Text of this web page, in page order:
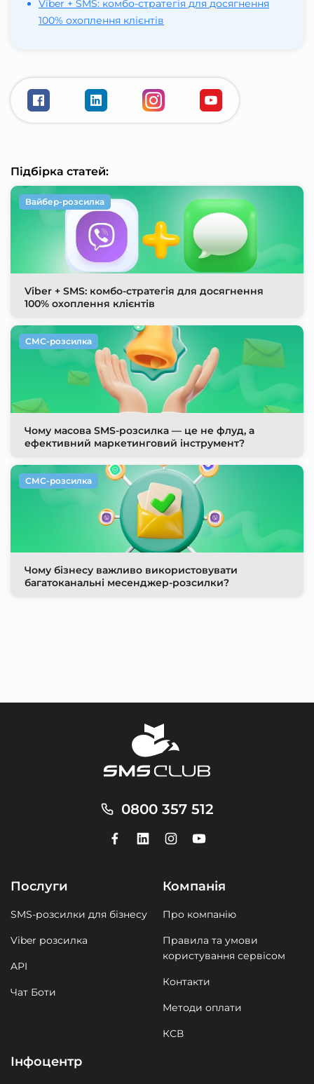
Viber + SMS: комбо-стратегія для досягнення
100% охоплення клієнтів
Підбірка статей:
Viber + SMS: комбо-стратегія для досягнення
100% охоплення клієнтів
Вайбер-розсилка
Чому масова SMS-розсилка — це не флуд, а
ефективний маркетинговий інструмент?
СМС-розсилка
Чому бізнесу важливо використовувати
багатоканальні месенджер-розсилки?
СМС-розсилка
0800 357 512
Послуги
SMS-розсилки для бізнесу
Viber розсилка
API
Чат Боти
Компанія
Про компанію
Правила та умови
користування сервісом
Контакти
Методи оплати
КСВ
Інфоцентр